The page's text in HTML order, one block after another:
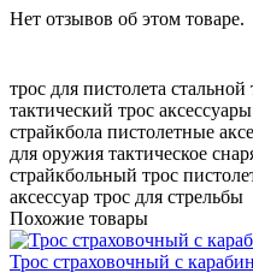
Нет отзывов об этом товаре.
трос для пистолета стальной
тактический трос
страйкбола пистолетные
для оружия тактическое
страйкбольный трос
аксессуар трос для стрельбы
Похожие товары
Трос страховочный с